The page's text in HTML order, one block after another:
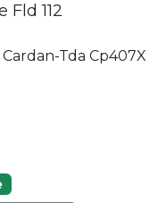
Fld 112
Tda Cp407X